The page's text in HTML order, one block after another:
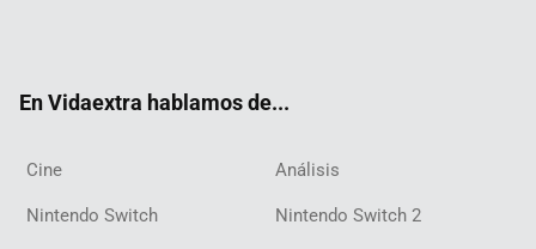
En Vidaextra hablamos de...
Cine Análisis
Nintendo Switch Nintendo Switch 2